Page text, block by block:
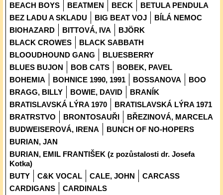
BEACH BOYS
BEATMEN BECK
BETULA PENDULA
BEZ LADU A SKLADU
BIG BEAT VOJ
BÍLÁ NEMOC
BIOHAZARD
BITTOVÁ, IVA
BJÖRK
BLACK CROWES
BLACK SABBATH
BLOOUDHOUND GANG
BLUESBERRY
BLUES BUJON
BOB CATS
BOBEK, PAVEL
BOHEMIA
BOHNICE 1990, 1991 BOSSANOVA
BOO
BRAGG, BILLY
BOWIE, DAVID
BRANÍK
BRATISLAVSKÁ LÝRA 1970
BRATISLAVSKÁ LÝRA 1971
BRATRSTVO
BRONTOSAUŘI
BŘEZINOVÁ, MARCELA
BUDWEISEROVÁ, IRENA
BUNCH OF NO-HOPERS
BURIAN, JAN
BURIAN, EMIL FRANTIŠEK (z pozůstalosti dr. Josefa
Kotka)
BUTY
C&K VOCAL CALE, JOHN
CARCASS
CARDIGANS
CARDINALS